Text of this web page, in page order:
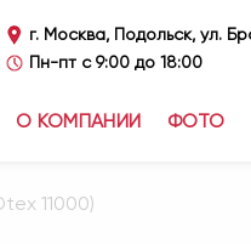
г. Москва, Подольск, ул.
Пн-пт с 9:00 до 18:00
О КОМПАНИИ ФОТО
11000)